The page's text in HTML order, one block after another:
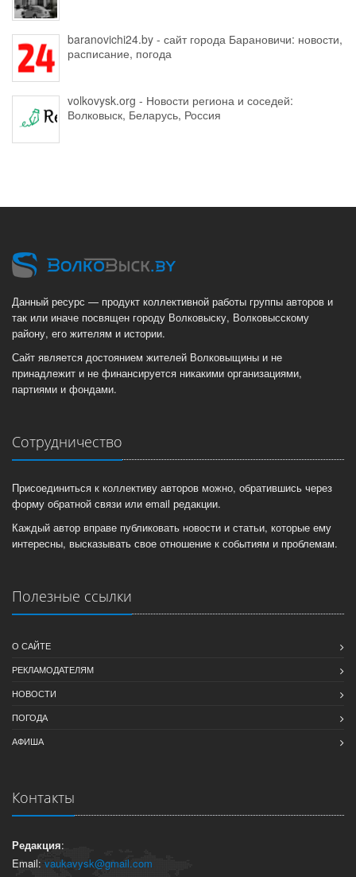
baranovichi24.by - сайт города Барановичи: новости,
расписание, погода
volkovysk.org - Новости региона и соседей:
Волковыск, Беларусь, Россия
Данный ресурс — продукт коллективной работы группы авторов и
так или иначе посвящен городу Волковыску, Волковысскому
району, его жителям и истории.
Сайт является достоянием жителей Волковыщины и не
принадлежит и не финансируется никакими организациями,
партиями и фондами.
Сотрудничество
Присоединиться к коллективу авторов можно, обратившись через
форму обратной связи или email редакции.
Каждый автор вправе публиковать новости и статьи, которые ему
интересны, высказывать свое отношение к событиям и проблемам.
Полезные ссылки
О САЙТЕ
РЕКЛАМОДАТЕЛЯМ
НОВОСТИ
ПОГОДА
АФИША
Контакты
Редакция:
Email: vaukavysk@gmail.com